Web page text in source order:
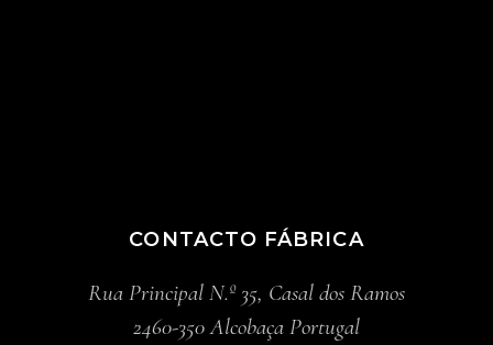
CONTACTO FÁBRICA
Rua Principal N.º 35, Casal dos Ramos
2460-350 Alcobaça Portugal